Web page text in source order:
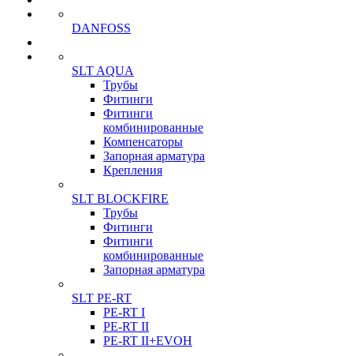
DANFOSS
SLT AQUA
Трубы
Фитинги
Фитинги
комбинированные
Компенсаторы
Запорная арматура
Крепления
SLT BLOCKFIRE
Трубы
Фитинги
Фитинги
комбинированные
Запорная арматура
SLT PE-RT
PE-RT I
PE-RT II
PE-RT II+EVOH